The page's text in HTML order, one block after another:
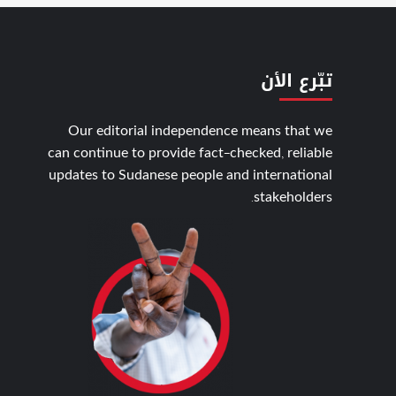
تبّرع الأن
Our editorial independence means that we
can continue to provide fact-checked, reliable
updates to Sudanese people and international
stakeholders.